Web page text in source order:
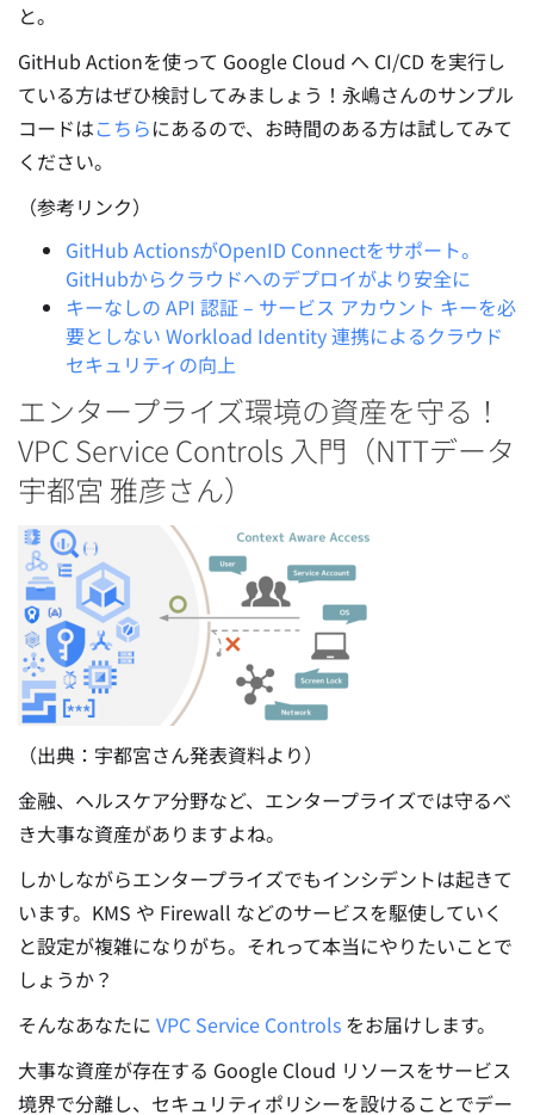
と。
GitHub Actionを使って Google Cloud へ CI/CD を実行し
ている方はぜひ検討してみましょう！永嶋さんのサンプル
コードはこちらにあるので、お時間のある方は試してみて
ください。
（参考リンク）
GitHub ActionsがOpenID Connectをサポート。
GitHubからクラウドへのデプロイがより安全に
キーなしの API 認証 – サービス アカウント キーを必
要としない Workload Identity 連携によるクラウド
セキュリティの向上
エンタープライズ環境の資産を守る！
VPC Service Controls 入門（NTTデータ
宇都宮 雅彦さん）
（出典：宇都宮さん発表資料より）
金融、ヘルスケア分野など、エンタープライズでは守るべ
き大事な資産がありますよね。
しかしながらエンタープライズでもインシデントは起きて
います。KMS や Firewall などのサービスを駆使していく
と設定が複雑になりがち。それって本当にやりたいことで
しょうか？
そんなあなたに VPC Service Controls をお届けします。
大事な資産が存在する Google Cloud リソースをサービス
境界で分離し、セキュリティポリシーを設けることでデー